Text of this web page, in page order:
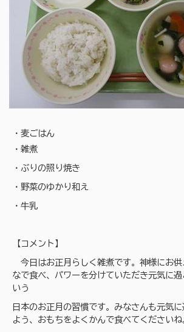
・麦ごはん
・雑煮
・ぶりの照り焼き
・野菜のゆかり和え
・牛乳
【コメント】
今日はお正月らしく雑煮です。神様にお
なで食べ、パワーを分けていただき元気に
いう
日本のお正月の習慣です。みなさんも元気
よう、おもちをよくかんで食べてくださいね